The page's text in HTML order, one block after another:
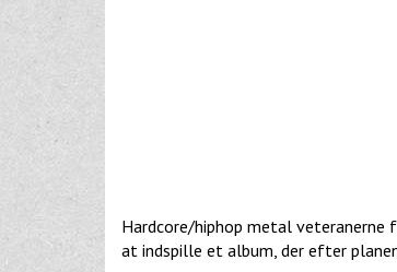
Hardcore/hiphop metal veteranerne
at indspille et album, der efter